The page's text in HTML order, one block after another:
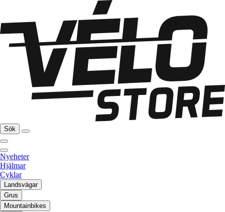
Sök
Nyeheter
Hjälmar
Cyklar
Landsvägar
Grus
Mountainbikes